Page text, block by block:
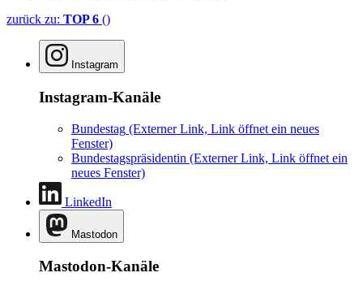
zurück zu: TOP 6 ()
Instagram
Instagram-Kanäle
Bundestag (Externer Link, Link öffnet ein neues
Fenster)
Bundestagspräsidentin (Externer Link, Link öffnet ein
neues Fenster)
LinkedIn
Mastodon
Mastodon-Kanäle